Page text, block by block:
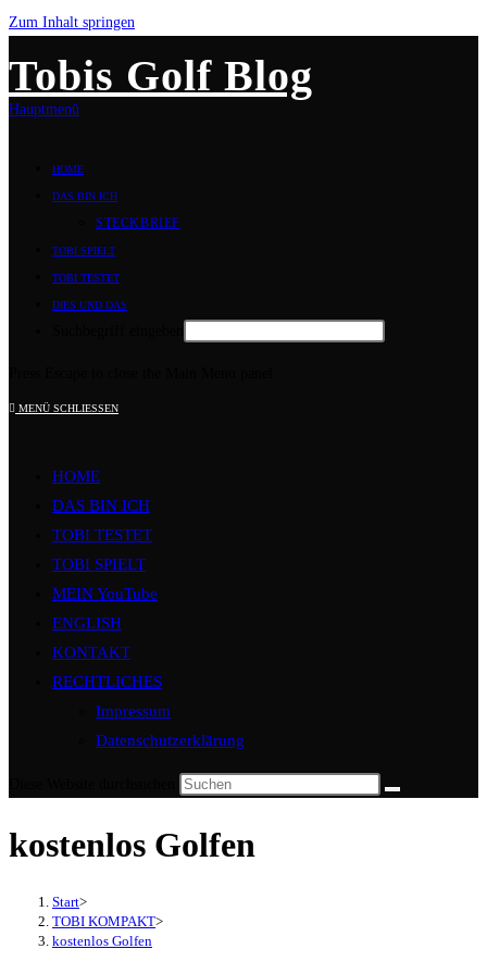
Zum Inhalt springen
Tobis Golf Blog
Hauptmenü
HOME
DAS BIN ICH
STECKBRIEF
TOBI SPIELT
TOBI TESTET
DIES UND DAS
MENÜ SCHLIESSEN
HOME
DAS BIN ICH
TOBI TESTET
TOBI SPIELT
MEIN YouTube
ENGLISH
KONTAKT
RECHTLICHES
Impressum
Datenschutzerklärung
kostenlos Golfen
Start>
TOBI KOMPAKT>
kostenlos Golfen